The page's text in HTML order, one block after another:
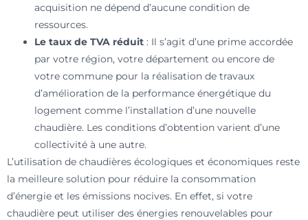
acquisition ne dépend d’aucune condition de
ressources.
Le taux de TVA réduit : Il s’agit d’une prime accordée
par votre région, votre département ou encore de
votre commune pour la réalisation de travaux
d’amélioration de la performance énergétique du
logement comme l’installation d’une nouvelle
chaudière. Les conditions d’obtention varient d’une
collectivité à une autre.
L’utilisation de chaudières écologiques et économiques reste
la meilleure solution pour réduire la consommation
d’énergie et les émissions nocives. En effet, si votre
chaudière peut utiliser des énergies renouvelables pour